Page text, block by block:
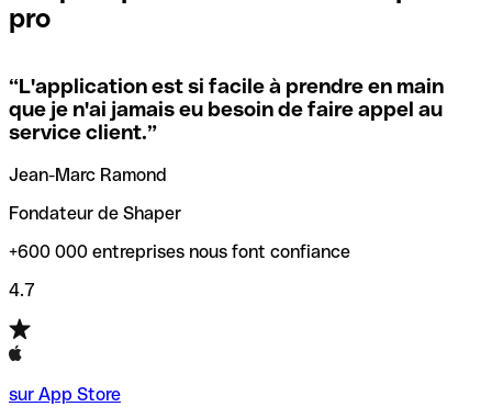
locales.
Si vous n'êtes pas sûr du code SWIFT que vous devriez
utiliser, nous avons développé un outil de recherche de
codes SWIFT par nom de banque.
vérification/recherche de codes SWIFT. Ainsi, vous pouvez
trouver et vérifier vos codes SWIFT avant de réaliser vos
transferts d’argent.
pro
“L'application est si facile à prendre en main
que je n'ai jamais eu besoin de faire appel au
service client.”
Jean-Marc Ramond
Fondateur de Shaper
+600 000 entreprises nous font confiance
4.7
sur App Store